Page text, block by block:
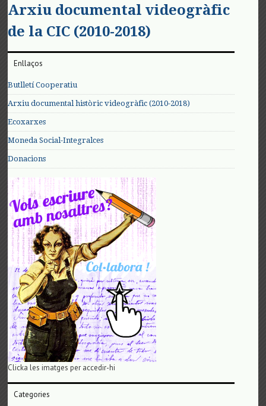
Arxiu documental videogràfic
de la CIC (2010-2018)
Enllaços
Butlletí Cooperatiu
Arxiu documental històric videogràfic (2010-2018)
Ecoxarxes
Moneda Social-Integralces
Donacions
Clicka les imatges per accedir-hi
Categories